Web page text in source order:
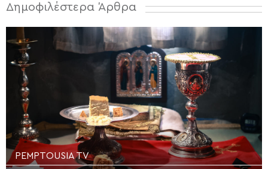
Δημοφιλέστερα Άρθρα
PEMPTOUSIA TV